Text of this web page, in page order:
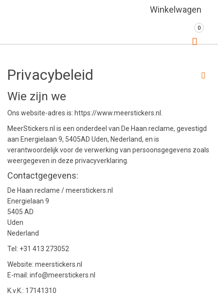
Winkelwagen
0
Privacybeleid
Wie zijn we
Ons website-adres is: https://www.meerstickers.nl.
MeerStickers.nl is een onderdeel van De Haan reclame, gevestigd
aan Energielaan 9, 5405AD Uden, Nederland, en is
verantwoordelijk voor de verwerking van persoonsgegevens zoals
weergegeven in deze privacyverklaring.
Contactgegevens:
De Haan reclame / meerstickers.nl
Energielaan 9
5405 AD
Uden
Nederland
Tel: +31 413 273052
Website: meerstickers.nl
E-mail: info@meerstickers.nl
K.v.K.: 17141310